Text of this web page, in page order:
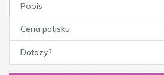
Popis
Cena potisku
Dotazy?